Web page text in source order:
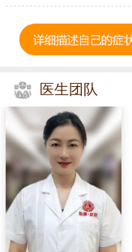
医生团队